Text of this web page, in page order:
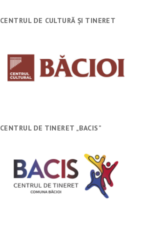
CENTRUL DE CULTURĂ ȘI TINERET
CENTRUL DE TINERET „BACIS”